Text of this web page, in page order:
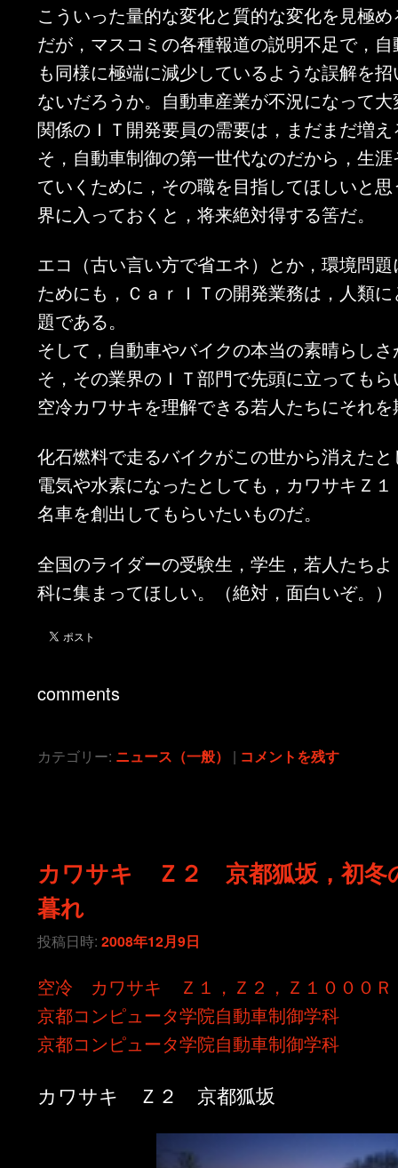
こういった量的な変化と質的な変化を見極
だが，マスコミの各種報道の説明不足で，
も同様に極端に減少しているような誤解を
ないだろうか。自動車産業が不況になって
関係のＩＴ開発要員の需要は，まだまだ増
そ，自動車制御の第一世代なのだから，生
ていくために，その職を目指してほしいと
界に入っておくと，将来絶対得する筈だ。
エコ（古い言い方で省エネ）とか，環境問
ためにも，ＣａｒＩＴの開発業務は，人類
題である。
そして，自動車やバイクの本当の素晴らし
そ，その業界のＩＴ部門で先頭に立っても
空冷カワサキを理解できる若人たちにそれ
化石燃料で走るバイクがこの世から消えた
電気や水素になったとしても，カワサキＺ
名車を創出してもらいたいものだ。
全国のライダーの受験生，学生，若人たち
科に集まってほしい。（絶対，面白いぞ。）
comments
カテゴリー: ニュース（一般） | コメントを残す
カワサキ Ｚ２ 京都狐坂，初冬
暮れ
投稿日時:2008年12月9日
空冷 カワサキ Ｚ１，Ｚ２，Ｚ１０００Ｒ
京都コンピュータ学院自動車制御学科
京都コンピュータ学院自動車制御学科
カワサキ Ｚ２ 京都狐坂